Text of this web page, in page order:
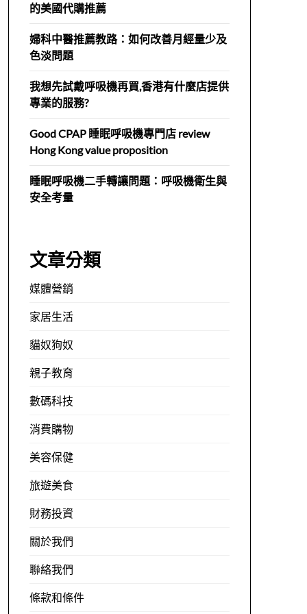
的美國代購推薦
婦科中醫推薦教路：如何改善月經量少及
色淡問題
我想先試戴呼吸機再買,香港有什麼店提供
專業的服務?
Good CPAP 睡眠呼吸機專門店 review
Hong Kong value proposition
睡眠呼吸機二手轉讓問題：呼吸機衛生與
安全考量
文章分類
媒體營銷
家居生活
貓奴狗奴
親子教育
數碼科技
消費購物
美容保健
旅遊美食
財務投資
關於我們
聯絡我們
條款和條件